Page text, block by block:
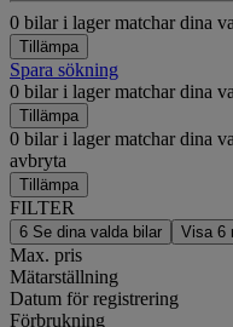
0 bilar i lager matchar dina
Tillämpa
Spara sökning
0 bilar i lager matchar dina
Tillämpa
0 bilar i lager matchar dina
avbryta
Tillämpa
FILTER
6 Se dina valda bilar Visa 6
Max. pris
Mätarställning
Datum för registrering
Förbrukning